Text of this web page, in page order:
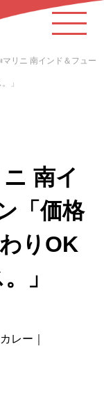
マリニ 南インド＆フュー
」
南イ
「価格
りOK
」
レー｜